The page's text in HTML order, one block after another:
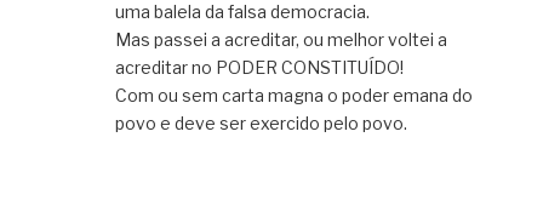
uma balela da falsa democracia.
Mas passei a acreditar, ou melhor voltei a
acreditar no PODER CONSTITUÍDO!
Com ou sem carta magna o poder emana do
povo e deve ser exercido pelo povo.